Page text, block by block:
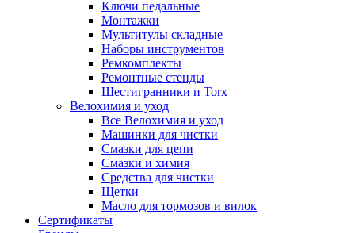
Ключи педальные
Монтажки
Мультитулы складные
Наборы инструментов
Ремкомплекты
Ремонтные стенды
Шестигранники и Torx
Велохимия и уход
Все Велохимия и уход
Машинки для чистки
Смазки для цепи
Смазки и химия
Средства для чистки
Щетки
Масло для тормозов и вилок
Сертификаты